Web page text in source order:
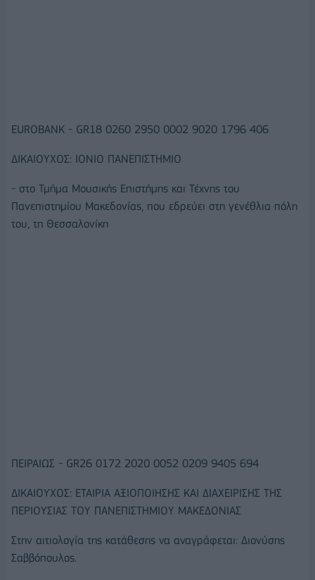
EUROBANK - GR18 0260 2950 0002 9020 1796 406
ΔΙΚΑΙΟΥΧΟΣ: ΙΟΝΙΟ ΠΑΝΕΠΙΣΤΗΜΙΟ
- στο Τμήμα Μουσικής Επιστήμης και Τέχνης του
Πανεπιστημίου Μακεδονίας, που εδρεύει στη γενέθλια πόλη
του, τη Θεσσαλονίκη
ΠΕΙΡΑΙΩΣ - GR26 0172 2020 0052 0209 9405 694
ΔΙΚΑΙΟΥΧΟΣ: ΕΤΑΙΡΙΑ ΑΞΙΟΠΟΙΗΣΗΣ ΚΑΙ ΔΙΑΧΕΙΡΙΣΗΣ ΤΗΣ
ΠΕΡΙΟΥΣΙΑΣ ΤΟΥ ΠΑΝΕΠΙΣΤΗΜΙΟΥ ΜΑΚΕΔΟΝΙΑΣ
Στην αιτιολογία της κατάθεσης να αναγράφεται: Διονύσης
Σαββόπουλος.